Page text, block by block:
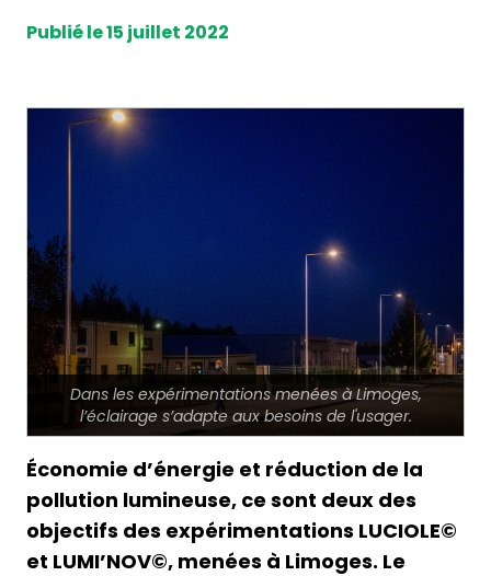
Publié le 15 juillet 2022
Dans les expérimentations menées à Limoges,
l’éclairage s’adapte aux besoins de l'usager.
Économie d’énergie et réduction de la
pollution lumineuse, ce sont deux des
objectifs des expérimentations LUCIOLE©
et LUMI’NOV©, menées à Limoges. Le